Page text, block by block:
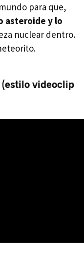
para que,
asteroide y lo
nuclear dentro.
(estilo videoclip